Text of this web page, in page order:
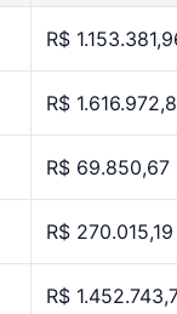
R$
R$
R$ 69.850,67
R$ 270.015,19
R$